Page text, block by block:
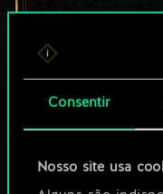
Consentir
Nosso site usa
Por